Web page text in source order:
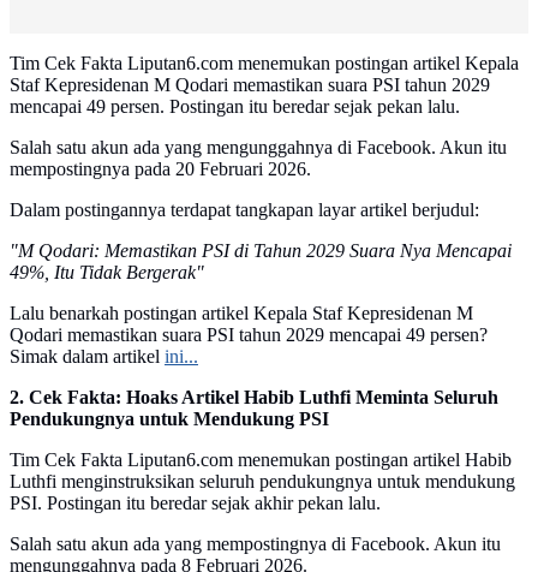
Tim Cek Fakta Liputan6.com menemukan postingan artikel Kepala
Staf Kepresidenan M Qodari memastikan suara PSI tahun 2029
mencapai 49 persen. Postingan itu beredar sejak pekan lalu.
Salah satu akun ada yang mengunggahnya di Facebook. Akun itu
mempostingnya pada 20 Februari 2026.
Dalam postingannya terdapat tangkapan layar artikel berjudul:
"M Qodari: Memastikan PSI di Tahun 2029 Suara Nya Mencapai
49%, Itu Tidak Bergerak"
Lalu benarkah postingan artikel Kepala Staf Kepresidenan M
Qodari memastikan suara PSI tahun 2029 mencapai 49 persen?
Simak dalam artikel ini...
2. Cek Fakta: Hoaks Artikel Habib Luthfi Meminta Seluruh
Pendukungnya untuk Mendukung PSI
Tim Cek Fakta Liputan6.com menemukan postingan artikel Habib
Luthfi menginstruksikan seluruh pendukungnya untuk mendukung
PSI. Postingan itu beredar sejak akhir pekan lalu.
Salah satu akun ada yang mempostingnya di Facebook. Akun itu
mengunggahnya pada 8 Februari 2026.